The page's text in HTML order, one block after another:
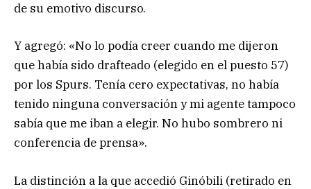
de su emotivo discurso.
Y agregó: «No lo podía creer cuando me dijeron
que había sido drafteado (elegido en el puesto 57)
por los Spurs. Tenía cero expectativas, no había
tenido ninguna conversación y mi agente tampoco
sabía que me iban a elegir. No hubo sombrero ni
conferencia de prensa».
La distinción a la que accedió Ginóbili (retirado en